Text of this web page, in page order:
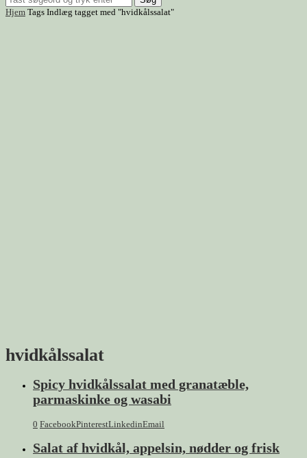
Hjem Tags Indlæg tagget med "hvidkålssalat"
hvidkålssalat
Spicy hvidkålssalat med granatæble,
parmaskinke og wasabi
0 FacebookPinterestLinkedinEmail
Salat af hvidkål, appelsin, nødder og frisk